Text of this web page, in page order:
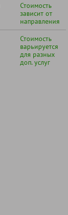
Стоимость
зависит от
направления
Стоимость
варьируется
для разных
доп. услуг